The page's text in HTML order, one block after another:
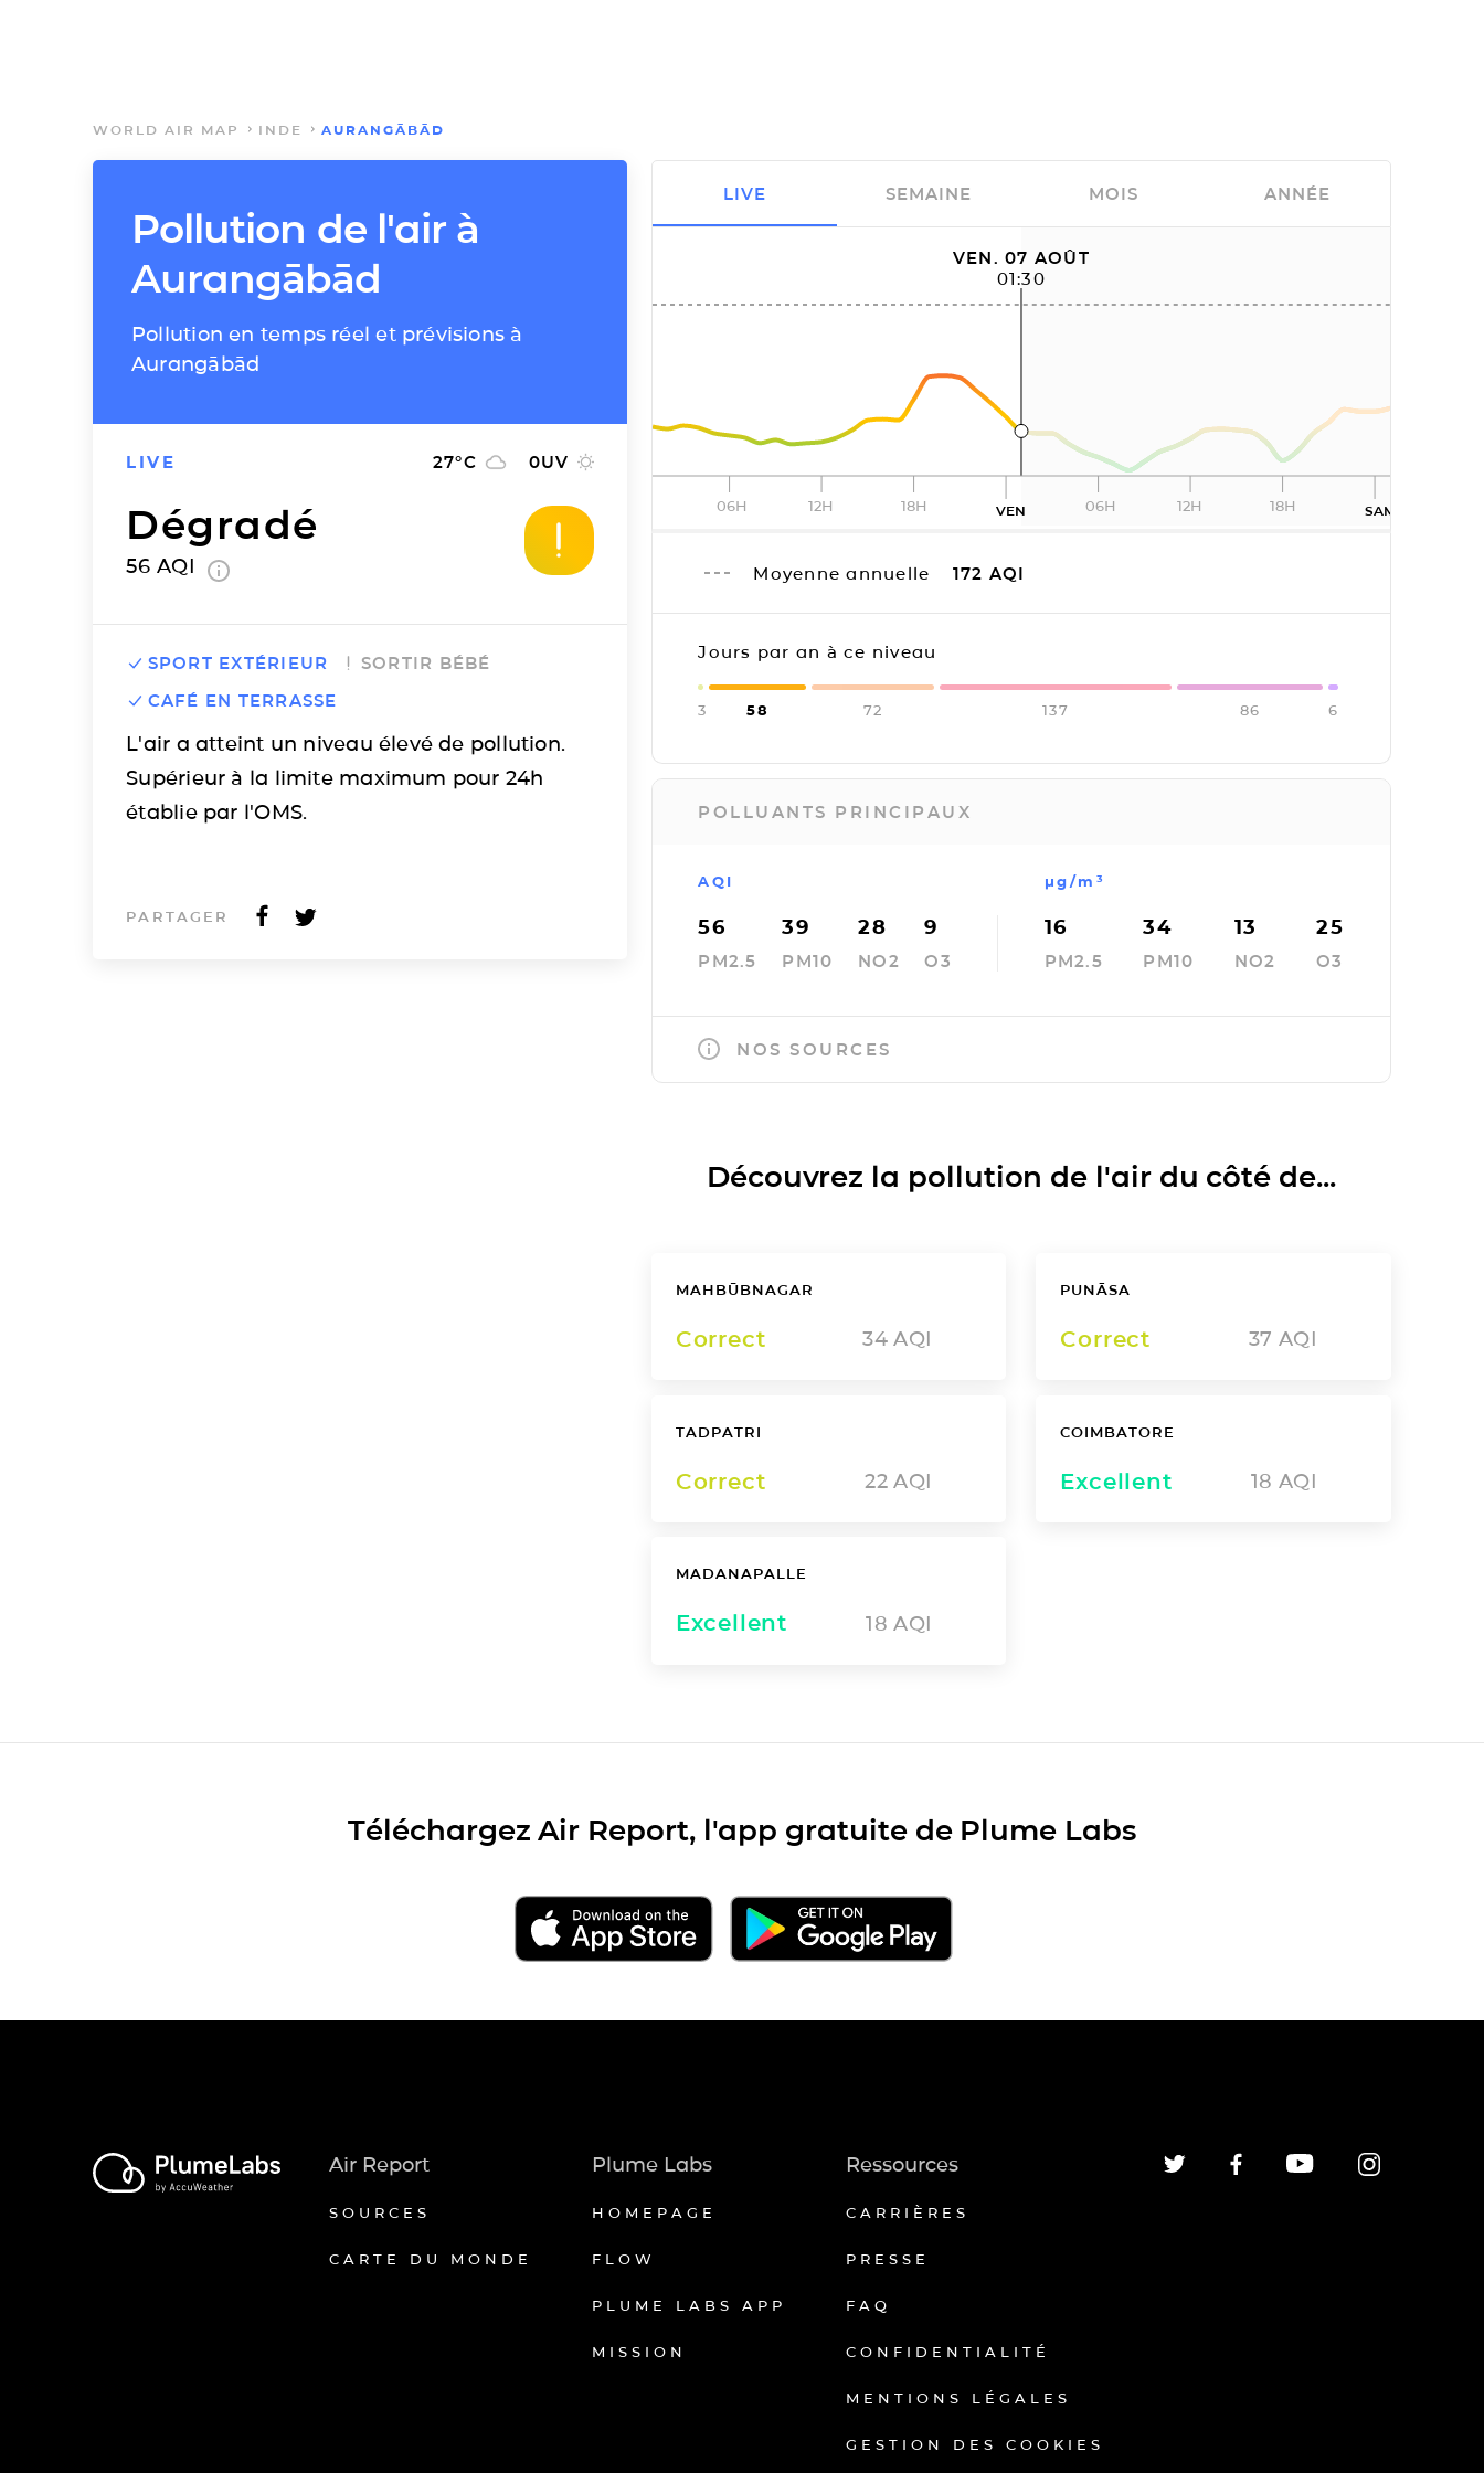
WORLD AIR MAP INDE AURANGĀBĀD
Pollution de l'air à
Aurangābād
Pollution en temps réel et prévisions à
Aurangābād
LIVE 27°C 0UV
Dégradé
56 AQI
SPORT EXTÉRIEUR
SORTIR BÉBÉ
CAFÉ EN TERRASSE
L'air a atteint un niveau élevé de pollution.
Supérieur à la limite maximum pour 24h
établie par l'OMS.
PARTAGER
VEN. 07 AOÛT
01:30
06H 12H 18H VEN 06H 12H 18H SAM
Moyenne annuelle 172 AQI
Jours par an à ce niveau
3 58 72 137 86 6
POLLUANTS PRINCIPAUX
AQI
56
PM2.5
39
PM10
28
NO2
9
O3
µg/m³
16
PM2.5
34
PM10
13
NO2
25
O3
NOS SOURCES
LIVE SEMAINE MOIS ANNÉE
Découvrez la pollution de l'air du côté de...
MAHBŪBNAGAR
Correct 34 AQI
PUNĀSA
Correct 37 AQI
TADPATRI
Correct 22 AQI
COIMBATORE
Excellent 18 AQI
MADANAPALLE
Excellent 18 AQI
Téléchargez Air Report, l'app gratuite de Plume Labs
Air Report
SOURCES
CARTE DU MONDE
Plume Labs
HOMEPAGE
FLOW
PLUME LABS APP
MISSION
Ressources
CARRIÈRES
PRESSE
FAQ
CONFIDENTIALITÉ
MENTIONS LÉGALES
GESTION DES COOKIES